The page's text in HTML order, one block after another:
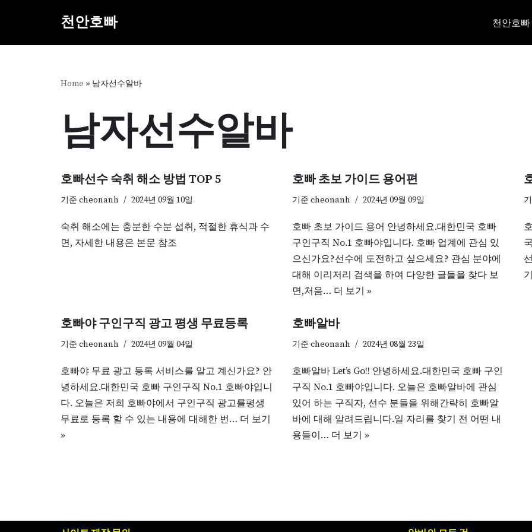
텐
천안호빠 천안호빠
Home » 남자선수알바
남자선수알바
호빠선수 숙취 해소 방법 TOP 5
기준 cheonanh 2024년 09월 10일
숙취 해소에는 충분한 수분 섭취, 적절한 휴식과 수
면, 자세한 내용은 본문 참조
호빠 초보 가이드 용어편
기준 cheonanh 2024년 09월 09일
호빠 초보 가이드 용어 안녕하세요.대한민국 호빠
구인구직 No.1 호빠야입니다. 호빠 업계에 관심 있
으신가요?선수에 도전하고 싶으세요? 관심 분야에
대해 이리저리 검색을 하여 다양한 글들을 찾다 보
면,처음… 더 보기 »
호빠야 구인구직 광고 평생 무료등록
기준 cheonanh 2024년 09월 04일
호빠야 무료 광고 등록 서비스를 알고 계신가요? 안
녕하세요.대한민국 호빠 구인구직 No.1 호빠야입니
다. 오늘은 저희 호빠야에서 구인구직 광고를평생
무료로 등록 할 수 있는 내용에 대해한 번… 더 보기
»
호빠알바
기준 cheonanh 2024년 08월 23일
호빠알바 Let’s Go!! 안녕하세요.대한민국 호빠 구인
구직 No.1 호빠야입니다. 오늘은 호빠알바에 관심
있어 하는 구직자, 선수 분들을 위해간략히 호빠알
바에 대해 알려드립니다.일 자리를 찾기 전 어떤 내
용들이… 더 보기 »